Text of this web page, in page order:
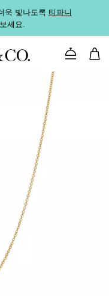
욱 빛나도록 티파니
세요.
문의하기